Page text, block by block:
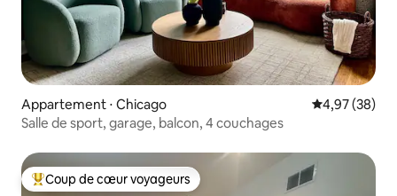
Appartement ⋅ Chicago Évaluation
4,97 (38)
Salle de sport, garage, balcon, 4 couchages
Coups de cœur voyageurs les plus appréciés
Coup de cœur voyageurs